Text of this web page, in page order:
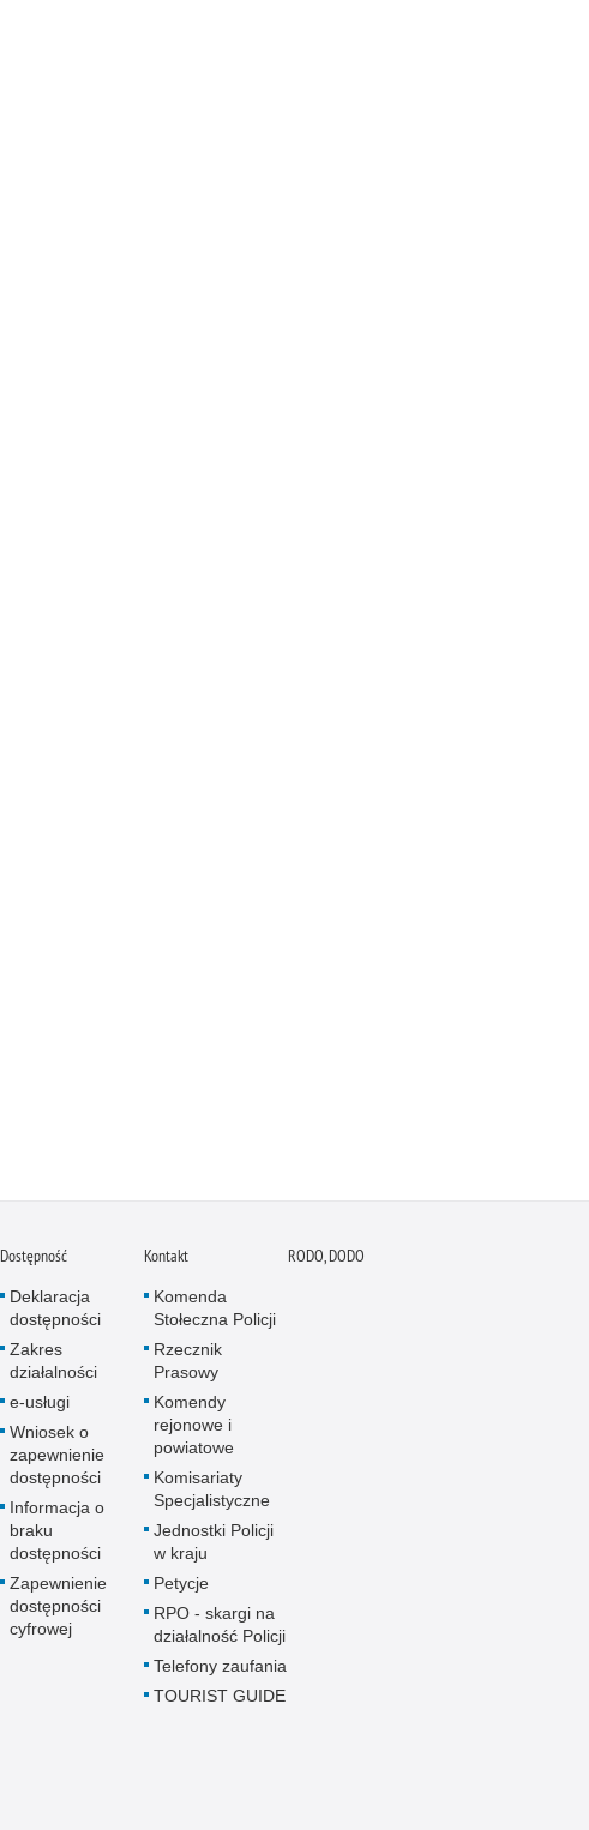
Dostępność
Deklaracja
dostępności
Zakres
działalności
e-usługi
Wniosek o
zapewnienie
dostępności
Informacja o
braku
dostępności
Zapewnienie
dostępności
cyfrowej
Kontakt
Komenda
Stołeczna Policji
Rzecznik
Prasowy
Komendy
rejonowe i
powiatowe
Komisariaty
Specjalistyczne
Jednostki Policji
w kraju
Petycje
RPO - skargi na
działalność Policji
Telefony zaufania
TOURIST GUIDE
RODO, DODO